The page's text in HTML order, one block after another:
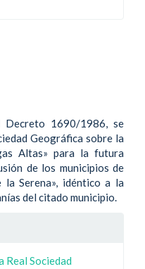
1690/1986, se
Geográfica sobre la
Altas» para la futura
de los municipios de
la Serena», idéntico a la
del citado municipio.
Real Sociedad